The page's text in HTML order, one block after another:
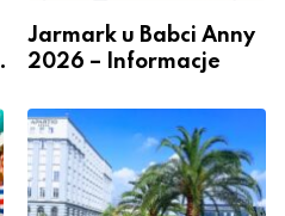
Jarmark u Babci Anny
2026 – Informacje